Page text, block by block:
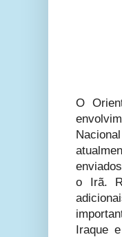
O
o Irã.
Iraque